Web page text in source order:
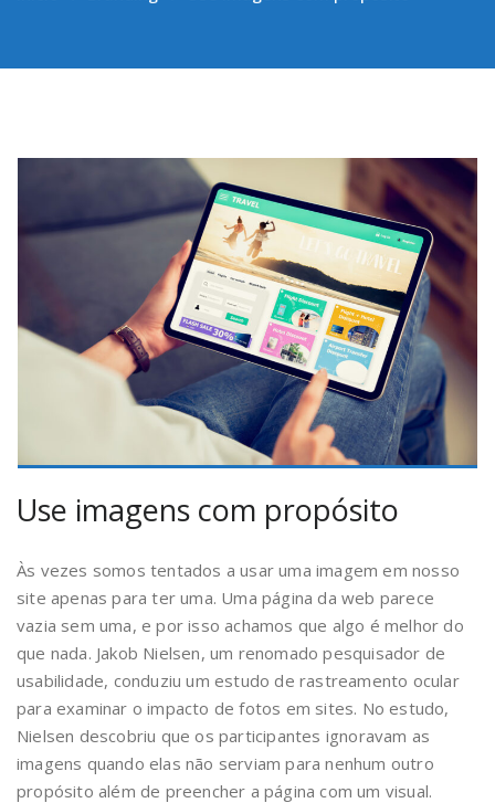
Use imagens com propósito
Às vezes somos tentados a usar uma imagem em nosso
site apenas para ter uma. Uma página da web parece
vazia sem uma, e por isso achamos que algo é melhor do
que nada. Jakob Nielsen, um renomado pesquisador de
usabilidade, conduziu um estudo de rastreamento ocular
para examinar o impacto de fotos em sites. No estudo,
Nielsen descobriu que os participantes ignoravam as
imagens quando elas não serviam para nenhum outro
propósito além de preencher a página com um visual.